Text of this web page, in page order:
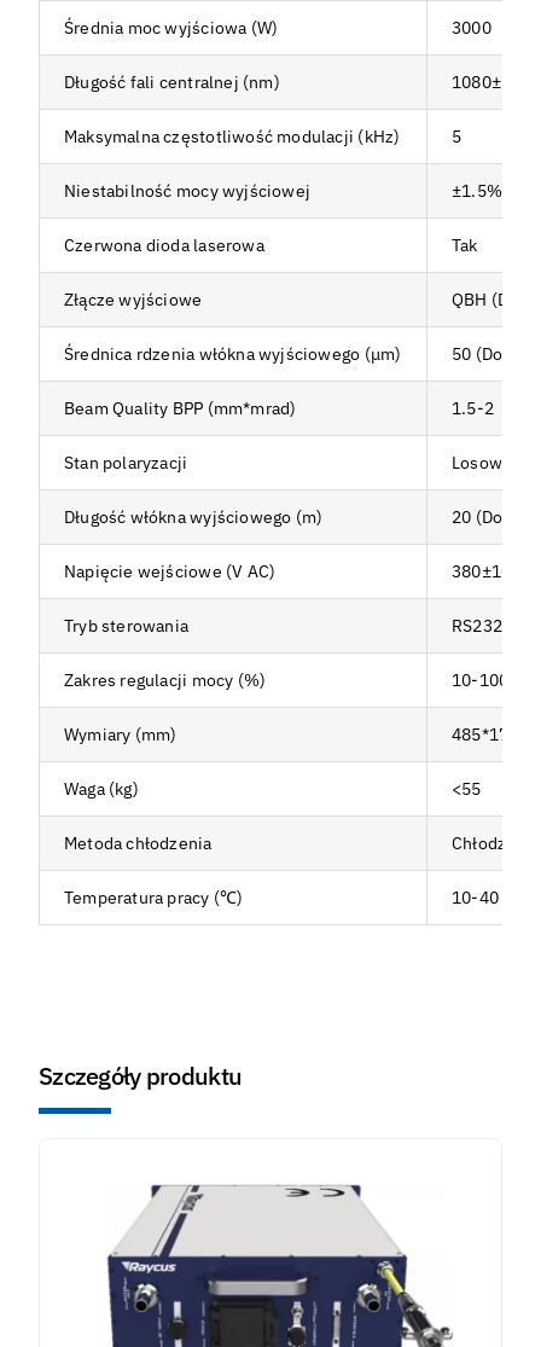
Średnia moc wyjściowa (W) 3000
Długość fali centralnej (nm) 1080±5
Maksymalna częstotliwość modulacji (kHz) 5
Niestabilność mocy wyjściowej ±1.5%
Czerwona dioda laserowa Tak
Złącze wyjściowe QBH
Średnica rdzenia włókna wyjściowego (μm) 50
Beam Quality BPP (mm*mrad) 1.5-2
Stan polaryzacji Losowy
Długość włókna wyjściowego (m) 20
Napięcie wejściowe (V AC) 380±10%,
Tryb sterowania RS232,
Zakres regulacji mocy (%) 10-100
Wymiary (mm)
Waga (kg) <55
Metoda chłodzenia
Temperatura pracy (℃) 10-40
Szczegóły produktu